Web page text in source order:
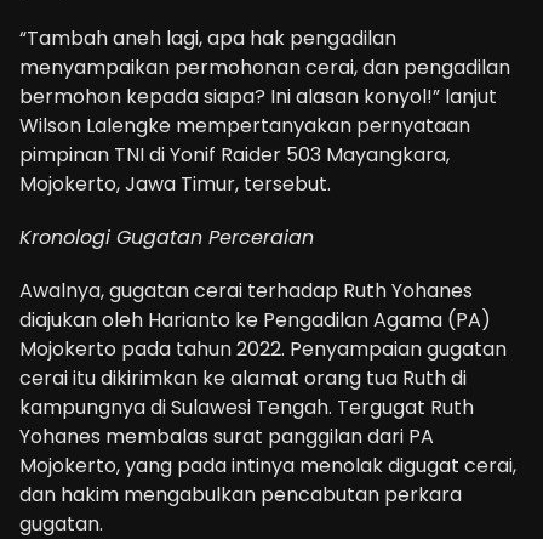
“Tambah aneh lagi, apa hak pengadilan
menyampaikan permohonan cerai, dan pengadilan
bermohon kepada siapa? Ini alasan konyol!” lanjut
Wilson Lalengke mempertanyakan pernyataan
pimpinan TNI di Yonif Raider 503 Mayangkara,
Mojokerto, Jawa Timur, tersebut.
Kronologi Gugatan Perceraian
Awalnya, gugatan cerai terhadap Ruth Yohanes
diajukan oleh Harianto ke Pengadilan Agama (PA)
Mojokerto pada tahun 2022. Penyampaian gugatan
cerai itu dikirimkan ke alamat orang tua Ruth di
kampungnya di Sulawesi Tengah. Tergugat Ruth
Yohanes membalas surat panggilan dari PA
Mojokerto, yang pada intinya menolak digugat cerai,
dan hakim mengabulkan pencabutan perkara
gugatan.